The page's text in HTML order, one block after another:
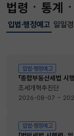
법령ㆍ통계
입법·행정예고
선택됨
입법·행정예고
입법·행정예고
「종합부동산세법 시
조세개혁추진단
2026-08-07 ~
입법·행정예고
일일